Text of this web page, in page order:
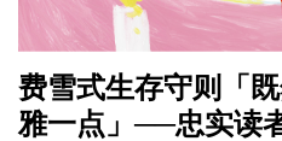
费雪式生存守则「
雅一点」──忠实读